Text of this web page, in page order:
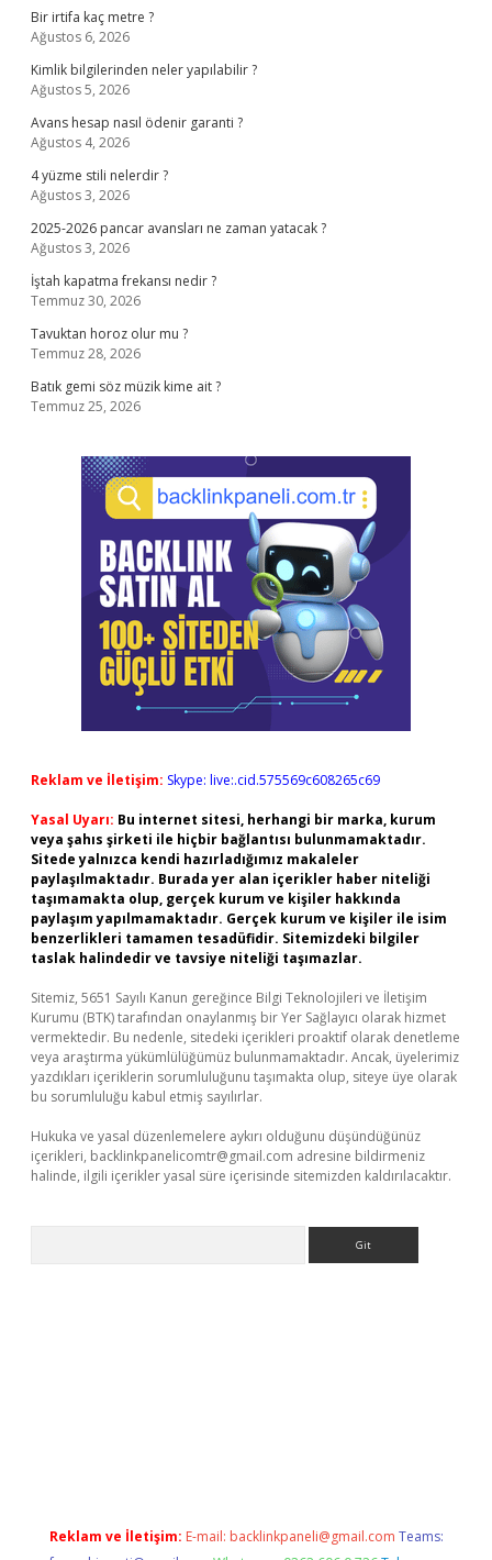
Bir irtifa kaç metre ?
Ağustos 6, 2026
Kimlik bilgilerinden neler yapılabilir ?
Ağustos 5, 2026
Avans hesap nasıl ödenir garanti ?
Ağustos 4, 2026
4 yüzme stili nelerdir ?
Ağustos 3, 2026
2025-2026 pancar avansları ne zaman yatacak ?
Ağustos 3, 2026
İştah kapatma frekansı nedir ?
Temmuz 30, 2026
Tavuktan horoz olur mu ?
Temmuz 28, 2026
Batık gemi söz müzik kime ait ?
Temmuz 25, 2026
Reklam ve İletişim: Skype: live:.cid.575569c608265c69
Yasal Uyarı: Bu internet sitesi, herhangi bir marka, kurum
veya şahıs şirketi ile hiçbir bağlantısı bulunmamaktadır.
Sitede yalnızca kendi hazırladığımız makaleler
paylaşılmaktadır. Burada yer alan içerikler haber niteliği
taşımamakta olup, gerçek kurum ve kişiler hakkında
paylaşım yapılmamaktadır. Gerçek kurum ve kişiler ile isim
benzerlikleri tamamen tesadüfidir. Sitemizdeki bilgiler
taslak halindedir ve tavsiye niteliği taşımazlar.
Sitemiz, 5651 Sayılı Kanun gereğince Bilgi Teknolojileri ve İletişim
Kurumu (BTK) tarafından onaylanmış bir Yer Sağlayıcı olarak hizmet
vermektedir. Bu nedenle, sitedeki içerikleri proaktif olarak denetleme
veya araştırma yükümlülüğümüz bulunmamaktadır. Ancak, üyelerimiz
yazdıkları içeriklerin sorumluluğunu taşımakta olup, siteye üye olarak
bu sorumluluğu kabul etmiş sayılırlar.
Hukuka ve yasal düzenlemelere aykırı olduğunu düşündüğünüz
içerikleri, backlinkpanelicomtr@gmail.com adresine bildirmeniz
halinde, ilgili içerikler yasal süre içerisinde sitemizden kaldırılacaktır.
Reklam ve İletişim: E-mail: backlinkpaneli@gmail.com Teams: